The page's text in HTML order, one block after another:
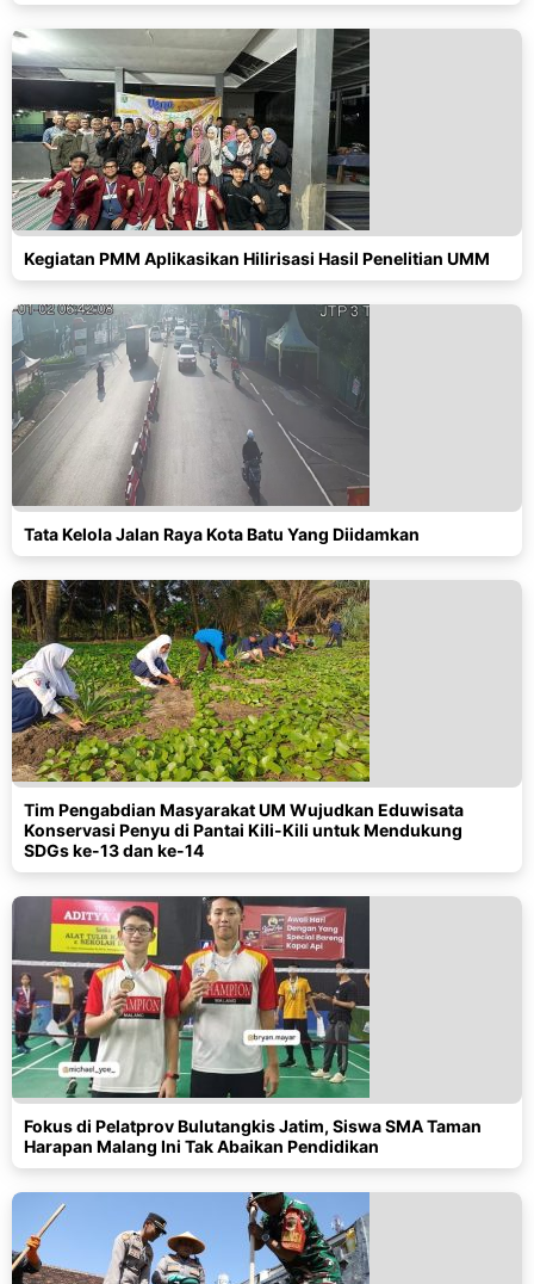
Kegiatan PMM Aplikasikan Hilirisasi Hasil Penelitian UMM
Tata Kelola Jalan Raya Kota Batu Yang Diidamkan
Tim Pengabdian Masyarakat UM Wujudkan Eduwisata
Konservasi Penyu di Pantai Kili-Kili untuk Mendukung
SDGs ke-13 dan ke-14
Fokus di Pelatprov Bulutangkis Jatim, Siswa SMA Taman
Harapan Malang Ini Tak Abaikan Pendidikan